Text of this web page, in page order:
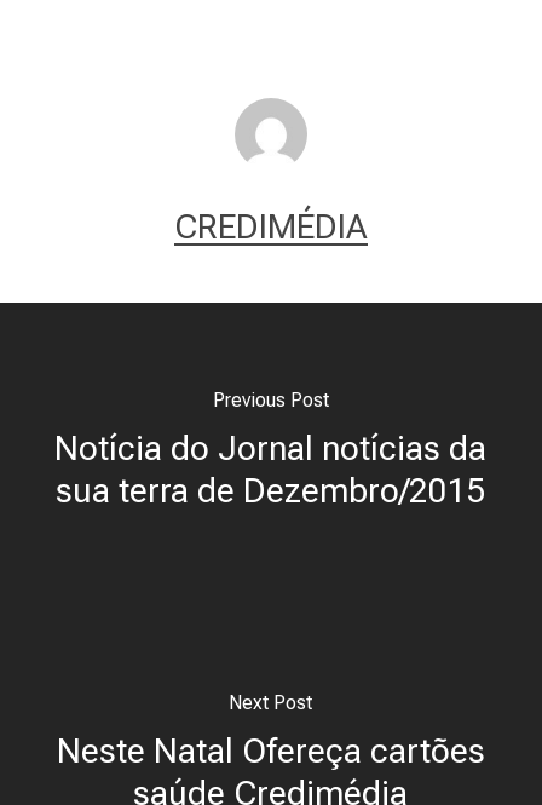
CREDIMÉDIA
Previous Post
Notícia do Jornal notícias da
sua terra de Dezembro/2015
Next Post
Neste Natal Ofereça cartões
saúde Credimédia